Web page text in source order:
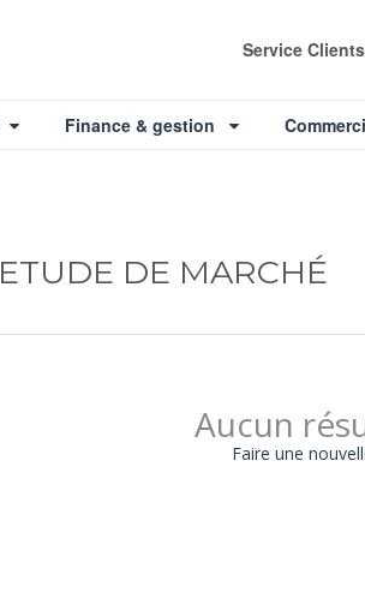
Service
Finance & gestion
ETUDE DE MARCHÉ
Aucun
Faire une